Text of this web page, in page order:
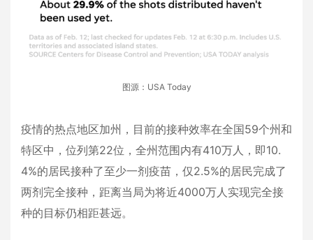
图源：USA Today
疫情的热点地区加州，目前的接种效率在全国59个州和
特区中，位列第22位，全州范围内有410万人，即10.
4%的居民接种了至少一剂疫苗，仅2.5%的居民完成了
两剂完全接种，距离当局为将近4000万人实现完全接
种的目标仍相距甚远。